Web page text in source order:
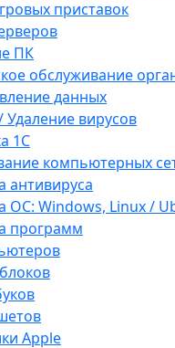
приставок
ПК
обслуживание
данных
вирусов
1С
компьютерных
антивируса
ОС: Windows, Linux /
программ
Apple